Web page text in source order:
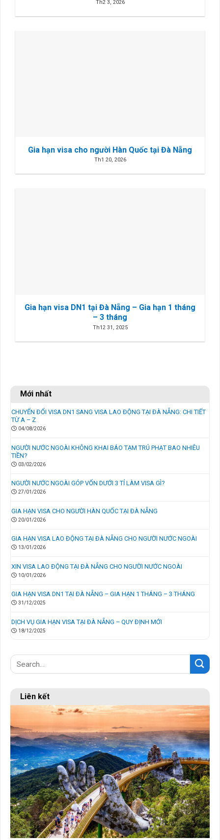
Th2 3, 2026
Gia hạn visa cho người Hàn Quốc tại Đà Nẵng
Th1 20, 2026
Gia hạn visa DN1 tại Đà Nẵng – Gia hạn 1 tháng
– 3 tháng
Th12 31, 2025
Mới nhất
CHUYỂN ĐỔI VISA DN1 SANG VISA LAO ĐỘNG TẠI ĐÀ NẴNG: CHI TIẾT
TỪ A – Z
04/08/2026
NGƯỜI NƯỚC NGOÀI KHÔNG KHAI BÁO TẠM TRÚ PHẠT BAO NHIÊU
TIỀN?
03/02/2026
NGƯỜI NƯỚC NGOÀI GÓP VỐN DƯỚI 3 TỈ LÀM VISA GÌ?
27/01/2026
GIA HẠN VISA CHO NGƯỜI HÀN QUỐC TẠI ĐÀ NẴNG
20/01/2026
GIA HẠN VISA LAO ĐỘNG TẠI ĐÀ NẴNG CHO NGƯỜI NƯỚC NGOÀI
13/01/2026
XIN VISA LAO ĐỘNG TẠI ĐÀ NẴNG CHO NGƯỜI NƯỚC NGOÀI
10/01/2026
GIA HẠN VISA DN1 TẠI ĐÀ NẴNG – GIA HẠN 1 THÁNG – 3 THÁNG
31/12/2025
DỊCH VỤ GIA HẠN VISA TẠI ĐÀ NẴNG – QUY ĐỊNH MỚI
18/12/2025
Liên kết